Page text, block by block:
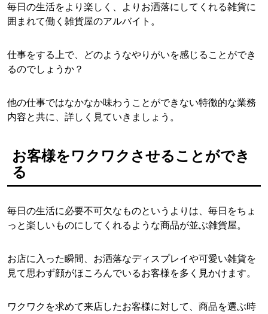
毎日の生活をより楽しく、よりお洒落にしてくれる雑貨に
囲まれて働く雑貨屋のアルバイト。
仕事をする上で、どのようなやりがいを感じることができ
るのでしょうか？
他の仕事ではなかなか味わうことができない特徴的な業務
内容と共に、詳しく見ていきましょう。
お客様をワクワクさせることができ
る
毎日の生活に必要不可欠なものというよりは、毎日をちょ
っと楽しいものにしてくれるような商品が並ぶ雑貨屋。
お店に入った瞬間、お洒落なディスプレイや可愛い雑貨を
見て思わず顔がほころんでいるお客様を多く見かけます。
ワクワクを求めて来店したお客様に対して、商品を選ぶ時